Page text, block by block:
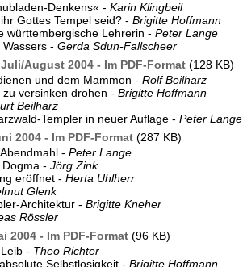
Denkens« - Karin Klingbeil
Gottes Tempel seid? - Brigitte Hoffmann
württembergische Lehrerin - Peter Lange
- Gerda Sdun-Fallscheer
August 2004 - Im PDF-Format (128 KB)
und dem Mammon - Rolf Beilharz
versinken drohen - Brigitte Hoffmann
Beilharz
Templer in neuer Auflage - Peter Lange
2004 - Im PDF-Format (287 KB)
- Peter Lange
- Jörg Zink
eröffnet - Herta Uhlherr
Glenk
Architektur - Brigitte Kneher
Rössler
2004 - Im PDF-Format (96 KB)
- Theo Richter
Selbstlosigkeit - Brigitte Hoffmann